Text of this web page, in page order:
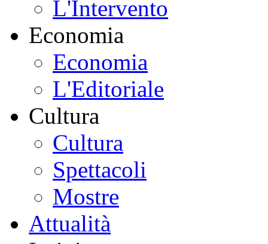
L'Intervento
Economia
Economia
L'Editoriale
Cultura
Cultura
Spettacoli
Mostre
Attualità